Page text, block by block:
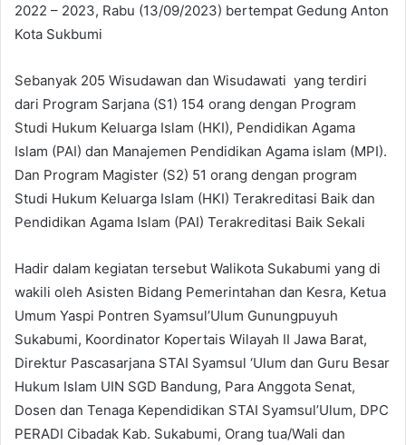
2022 – 2023, Rabu (13/09/2023) bertempat Gedung Anton
Kota Sukbumi
Sebanyak 205 Wisudawan dan Wisudawati yang terdiri
dari Program Sarjana (S1) 154 orang dengan Program
Studi Hukum Keluarga Islam (HKI), Pendidikan Agama
Islam (PAI) dan Manajemen Pendidikan Agama islam (MPI).
Dan Program Magister (S2) 51 orang dengan program
Studi Hukum Keluarga Islam (HKI) Terakreditasi Baik dan
Pendidikan Agama Islam (PAI) Terakreditasi Baik Sekali
Hadir dalam kegiatan tersebut Walikota Sukabumi yang di
wakili oleh Asisten Bidang Pemerintahan dan Kesra, Ketua
Umum Yaspi Pontren Syamsul’Ulum Gunungpuyuh
Sukabumi, Koordinator Kopertais Wilayah II Jawa Barat,
Direktur Pascasarjana STAI Syamsul ‘Ulum dan Guru Besar
Hukum Islam UIN SGD Bandung, Para Anggota Senat,
Dosen dan Tenaga Kependidikan STAI Syamsul’Ulum, DPC
PERADI Cibadak Kab. Sukabumi, Orang tua/Wali dan